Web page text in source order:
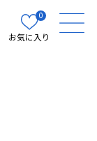
0
お気に入り